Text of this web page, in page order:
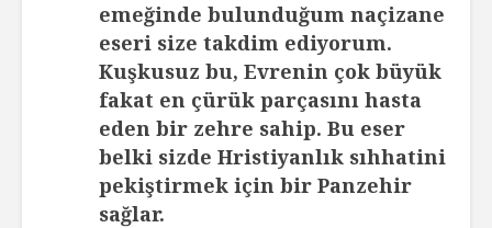
emeğinde bulunduğum naçizane
eseri size takdim ediyorum.
Kuşkusuz bu, Evrenin çok büyük
fakat en çürük parçasını hasta
eden bir zehre sahip. Bu eser
belki sizde Hristiyanlık sıhhatini
pekiştirmek için bir Panzehir
sağlar.